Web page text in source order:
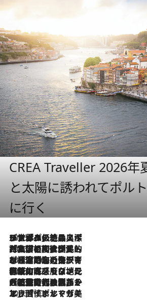
CREA Traveller 2026
と太陽に誘われてポル
に行く
2026.8.8
リスボンの絶品スイーツ「パステル・デ・ナタ」とは？ポルトガル伝統の奥深い世界へ
2026.7.27
「私の祖国はポルトガル語です」国民的詩人フェルナンド・ペソアと、彼が愛した文学の街を歩く
2026.7.26
ポルトガル近海が育む極上の海の幸。キリリと冷えた白ワインと愉しむ、シーフード専門店の贅沢
2026.7.22
伝統の味をモダンに昇華。高感度な地元客が集う、リスボンの最旬ガストロノミー
2026.7.21
大航海時代の栄華から、震災、独裁、そして革命へ。ポルトガル・首都リスボンの石畳に刻まれた「歴史の光と影」
2026.7.13
エッセイ・ヤマザキマリ「慎ましくも美しき国 ポルトガル」